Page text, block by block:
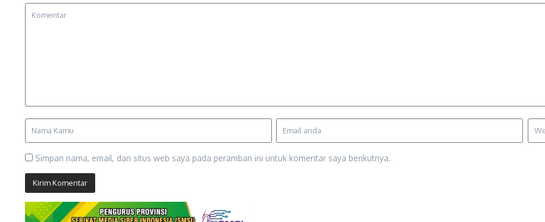
Simpan nama, email, dan situs web saya pada peramban ini untuk komentar saya berikutnya.